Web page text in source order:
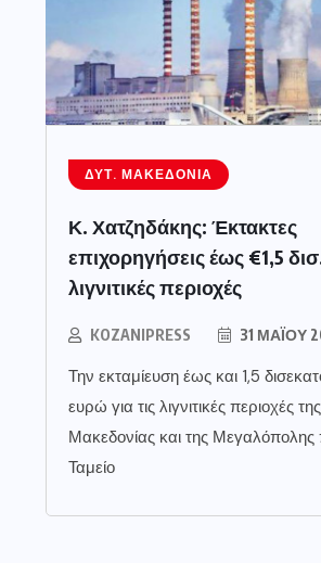
ΔΥΤ. ΜΑΚΕΔΟΝΊΑ
Κ. Χατζηδάκης: Έκτακτες
επιχορηγήσεις έως €1,5
λιγνιτικές περιοχές
KOZANIPRESS 31 ΜΑΪ́ΟΥ
Την εκταμίευση έως και 1,5
ευρώ για τις λιγνιτικές περιοχές
Μακεδονίας και της Μεγαλόπολης
Ταμείο